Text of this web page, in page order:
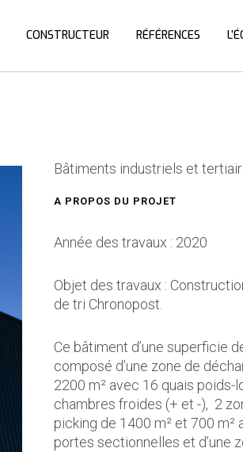
CONSTRUCTEUR RÉFÉRENCES
Bâtiments industriels et
A PROPOS DU PROJET
Année des travaux : 2020
Objet des travaux :
de tri Chronopost.
Ce bâtiment d’une superficie
composé d’une zone de
2200 m² avec 16 quais poids-
chambres froides (+ et -), 2
picking de 1400 m² et 700 m²
portes sectionnelles et d’une